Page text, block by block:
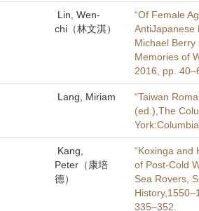
Lin, Wen-
chi（林文淇）
“Of Female
AntiJapanese
Michael Berry
Memories of
2016, pp.
Lang, Miriam
“Taiwan
(ed.),The
Kang,
Peter（康培
德）
“Koxinga and
of Post-Cold
Sea Rovers,
335–352.